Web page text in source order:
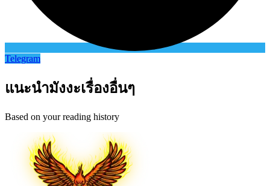
Telegram
แนะนำมังงะเรื่องอื่นๆ
Based on your reading history